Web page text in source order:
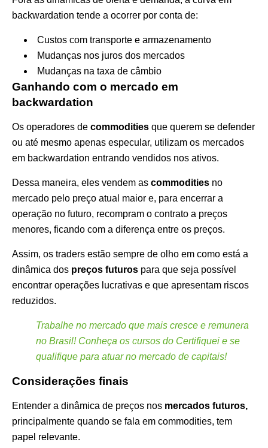
backwardation tende a ocorrer por conta de:
Custos com transporte e armazenamento
Mudanças nos juros dos mercados
Mudanças na taxa de câmbio
Ganhando com o mercado em
backwardation
Os operadores de commodities que querem se defender
ou até mesmo apenas especular, utilizam os mercados
em backwardation entrando vendidos nos ativos.
Dessa maneira, eles vendem as commodities no
mercado pelo preço atual maior e, para encerrar a
operação no futuro, recompram o contrato a preços
menores, ficando com a diferença entre os preços.
Assim, os traders estão sempre de olho em como está a
dinâmica dos preços futuros para que seja possível
encontrar operações lucrativas e que apresentam riscos
reduzidos.
Trabalhe no mercado que mais cresce e remunera
no Brasil! Conheça os cursos do Certifiquei e se
qualifique para atuar no mercado de capitais!
Considerações finais
Entender a dinâmica de preços nos mercados futuros,
principalmente quando se fala em commodities, tem
papel relevante.